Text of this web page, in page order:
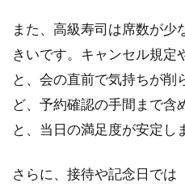
また、高級寿司は席数が少
きいです。キャンセル規定
と、会の直前で気持ちが削
ど、予約確認の手間まで含
と、当日の満足度が安定し
さらに、接待や記念日では